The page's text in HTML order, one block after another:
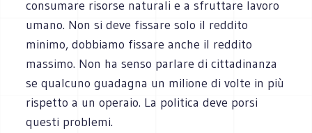
consumare risorse naturali e a sfruttare lavoro
umano. Non si deve fissare solo il reddito
minimo, dobbiamo fissare anche il reddito
massimo. Non ha senso parlare di cittadinanza
se qualcuno guadagna un milione di volte in più
rispetto a un operaio. La politica deve porsi
questi problemi.